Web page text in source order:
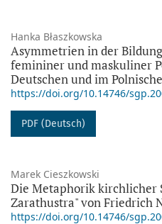
Hanka Błaszkowska
Asymmetrien in der
femininer und maskuliner
Deutschen und im
https://doi.org/10.14746/
PDF (Deutsch)
Marek Cieszkowski
Die Metaphorik kirchlicher
Zarathustra" von Friedrich
https://doi.org/10.14746/